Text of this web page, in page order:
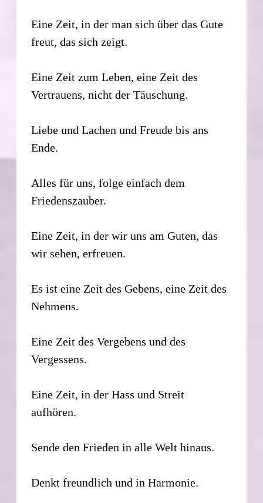
Eine Zeit, in der man sich über das Gute
freut, das sich zeigt.
Eine Zeit zum Leben, eine Zeit des
Vertrauens, nicht der Täuschung.
Liebe und Lachen und Freude bis ans
Ende.
Alles für uns, folge einfach dem
Friedenszauber.
Eine Zeit, in der wir uns am Guten, das
wir sehen, erfreuen.
Es ist eine Zeit des Gebens, eine Zeit des
Nehmens.
Eine Zeit des Vergebens und des
Vergessens.
Eine Zeit, in der Hass und Streit
aufhören.
Sende den Frieden in alle Welt hinaus.
Denkt freundlich und in Harmonie.